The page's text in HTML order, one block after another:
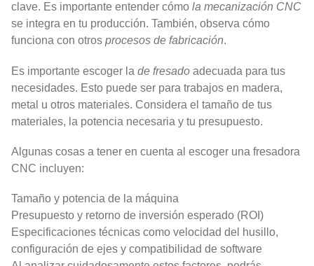
clave. Es importante entender cómo la mecanización CNC
se integra en tu producción. También, observa cómo
funciona con otros procesos de fabricación.
Es importante escoger la de fresado adecuada para tus
necesidades. Esto puede ser para trabajos en madera,
metal u otros materiales. Considera el tamaño de tus
materiales, la potencia necesaria y tu presupuesto.
Algunas cosas a tener en cuenta al escoger una fresadora
CNC incluyen:
Tamaño y potencia de la máquina
Presupuesto y retorno de inversión esperado (ROI)
Especificaciones técnicas como velocidad del husillo,
configuración de ejes y compatibilidad de software